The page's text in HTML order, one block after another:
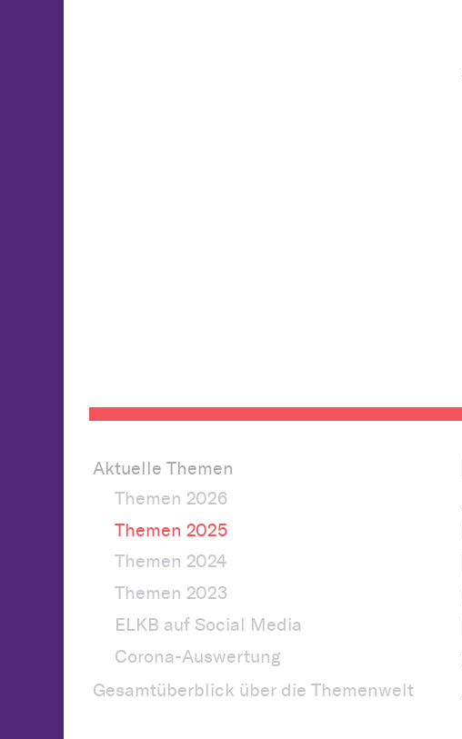
Aktuelle Themen
Themen 2026
Themen 2025
Themen 2024
Themen 2023
ELKB auf Social Media
Corona-Auswertung
Gesamtüberblick über die Themenwelt